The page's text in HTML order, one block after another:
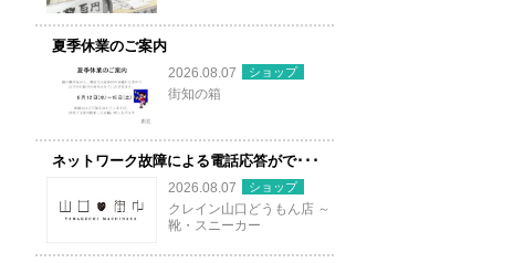
夏季休業のご案内
2026.08.07
ショップ
街知の箱
ネットワーク故障による電話応答がで･･･
2026.08.07
ショップ
クレイン山口どうもん店 ～
靴・スニーカー